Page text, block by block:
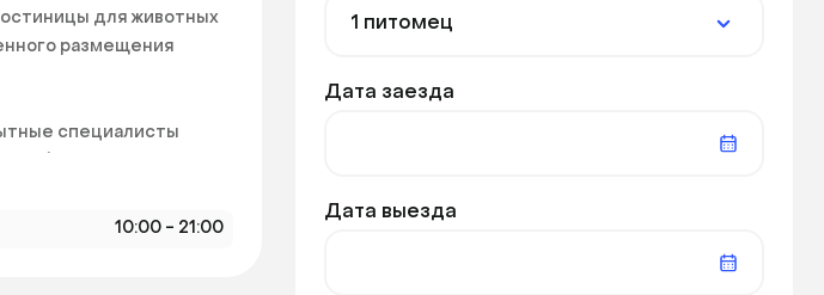
для животных
размещения
специалисты
10:00 - 21:00
Дата заезда
Дата выезда